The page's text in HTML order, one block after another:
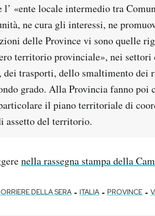
«ente locale intermedio tra
ne cura gli interessi, ne
delle Province vi sono quelle
territorio provinciale», nei settori
dei trasporti, dello smaltimento dei
grado. Alla Provincia fanno poi
il piano territoriale di
assetto del territorio.
nella rassegna stampa della
DELLA SERA - ITALIA - PROVINCE -